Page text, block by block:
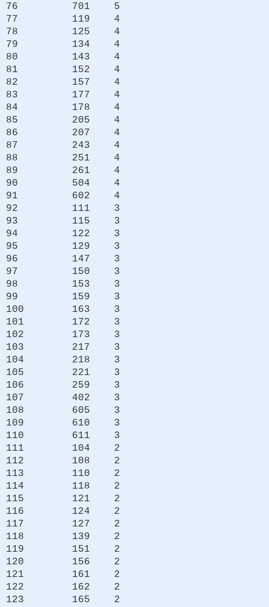
76 701 5
77 119 4
78 125 4
79 134 4
80 143 4
81 152 4
82 157 4
83 177 4
84 178 4
85 205 4
86 207 4
87 243 4
88 251 4
89 261 4
90 504 4
91 602 4
92 111 3
93 115 3
94 122 3
95 129 3
96 147 3
97 150 3
98 153 3
99 159 3
100 163 3
101 172 3
102 173 3
103 217 3
104 218 3
105 221 3
106 259 3
107 402 3
108 605 3
109 610 3
110 611 3
111 104 2
112 108 2
113 110 2
114 118 2
115 121 2
116 124 2
117 127 2
118 139 2
119 151 2
120 156 2
121 161 2
122 162 2
123 165 2